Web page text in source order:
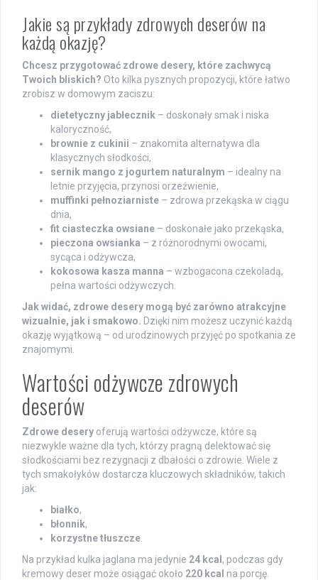
Jakie są przykłady zdrowych deserów na
każdą okazję?
Chcesz przygotować zdrowe desery, które zachwycą
Twoich bliskich? Oto kilka pysznych propozycji, które łatwo
zrobisz w domowym zaciszu:
dietetyczny jabłecznik – doskonały smak i niska
kaloryczność,
brownie z cukinii – znakomita alternatywa dla
klasycznych słodkości,
sernik mango z jogurtem naturalnym – idealny na
letnie przyjęcia, przynosi orzeźwienie,
muffinki pełnoziarniste – zdrowa przekąska w ciągu
dnia,
fit ciasteczka owsiane – doskonałe jako przekąska,
pieczona owsianka – z różnorodnymi owocami,
sycąca i odżywcza,
kokosowa kasza manna – wzbogacona czekoladą,
pełna wartości odżywczych.
Jak widać, zdrowe desery mogą być zarówno atrakcyjne
wizualnie, jak i smakowo. Dzięki nim możesz uczynić każdą
okazję wyjątkową – od urodzinowych przyjęć po spotkania ze
znajomymi.
Wartości odżywcze zdrowych
deserów
Zdrowe desery oferują wartości odżywcze, które są
niezwykle ważne dla tych, którzy pragną delektować się
słodkościami bez rezygnacji z dbałości o zdrowie. Wiele z
tych smakołyków dostarcza kluczowych składników, takich
jak:
białko,
błonnik,
korzystne tłuszcze
Na przykład kulka jaglana ma jedynie 24 kcal, podczas gdy
kremowy deser może osiągać około 220 kcal na porcję.